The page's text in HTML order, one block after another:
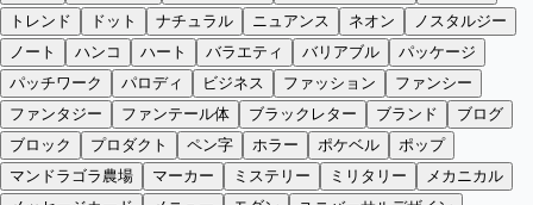
トレンド
ドット ナチュラル ニュアンス ネオン
ノスタルジー
ノート
ハンコ ハート バラエティ バリアブル
パッケージ
パッチワーク
パロディ ビジネス ファッション
ファンシー
ファンタジー
ファンテール体 ブラックレター ブランド
ブログ
ブロック
プロダクト ペン字 ホラー ポケベル
ポップ
マンドラゴラ農場
マーカー ミステリー ミリタリー
メカニカル